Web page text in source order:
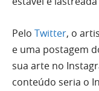
Pelo Twitter, o
e uma postagem
sua arte no
conteúdo seria o